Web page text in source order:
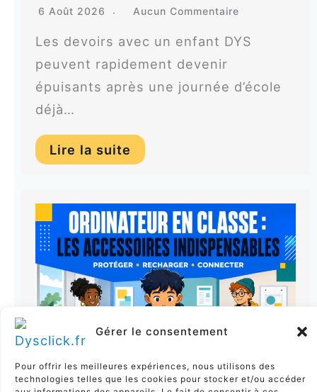
Gérer le consentement
Pour offrir les meilleures expériences, nous utilisons des
technologies telles que les cookies pour stocker et/ou accéder
6 Août 2026 Aucun Commentaire
Les devoirs avec un enfant DYS
peuvent rapidement devenir
épuisants après une journée d’école
déjà…
Lire la suite